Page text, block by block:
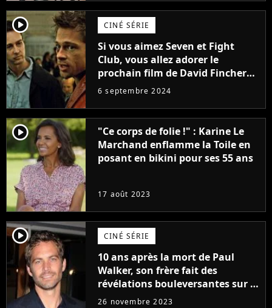
player2 CINÉ SÉRIE
Si vous aimez Seven et Fight
Club, vous allez adorer le
prochain film de David Fincher
avec lequel il se réinvente
complètement
6 septembre 2024
player2
"Ce corps de folie !" : Karine Le
Marchand enflamme la Toile en
posant en bikini pour ses 55 ans
17 août 2023
player2 CINÉ SÉRIE
10 ans après la mort de Paul
Walker, son frère fait des
révélations bouleversantes sur la
réaction des acteurs de Fast and
26 novembre 2023